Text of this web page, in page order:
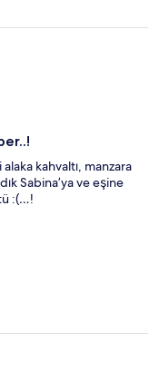
kahvaltı, manzara
Sabina’ya ve eşine
:(…!